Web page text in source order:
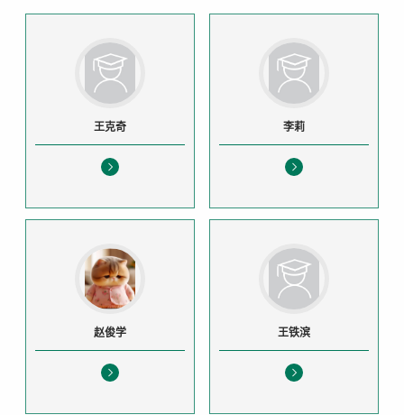
王克奇 李莉
赵俊学 王铁滨